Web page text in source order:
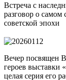
Встреча с
разговор о самом
советской эпохи
Вечер посвящен
героев выставки
целая серия его